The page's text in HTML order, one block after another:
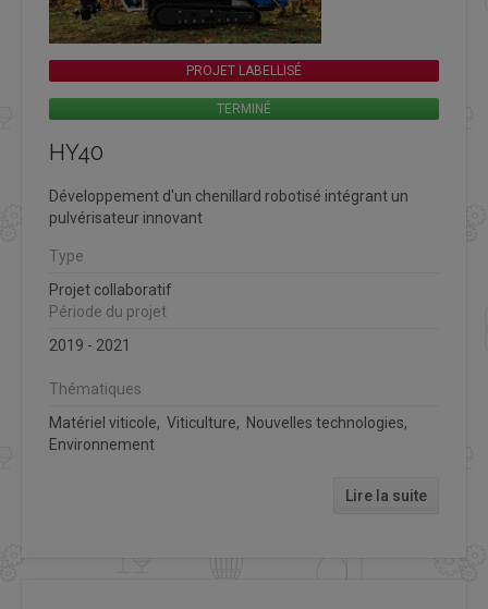
PROJET LABELLISÉ
TERMINÉ
HY40
Développement d'un chenillard robotisé intégrant un
pulvérisateur innovant
Type
Projet collaboratif
Période du projet
2019 - 2021
Thématiques
Matériel viticole, Viticulture, Nouvelles technologies,
Environnement
Lire la suite